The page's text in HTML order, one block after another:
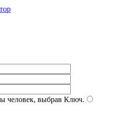
человек, выбрав Ключ.